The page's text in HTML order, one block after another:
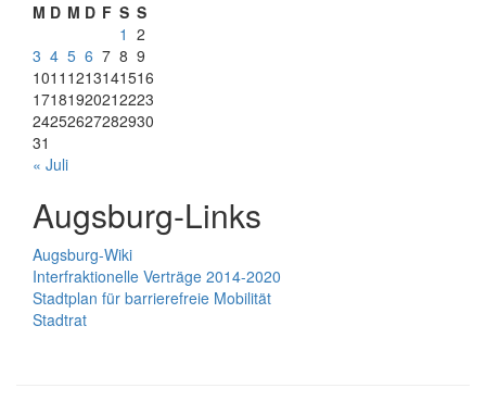
M D M D F S S
1 2
3 4 5 6 7 8 9
1011 1213141516
17181920212223
24252627282930
31
« Juli
Augsburg-Links
Augsburg-Wiki
Interfraktionelle Verträge 2014-2020
Stadtplan für barrierefreie Mobilität
Stadtrat